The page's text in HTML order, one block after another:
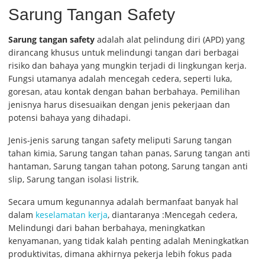
Sarung Tangan Safety
Sarung tangan safetyadalah alat pelindung diri (APD) yang
dirancang khusus untuk melindungi tangan dari berbagai
risiko dan bahaya yang mungkin terjadi di lingkungan kerja.
Fungsi utamanya adalah mencegah cedera, seperti luka,
goresan, atau kontak dengan bahan berbahaya. Pemilihan
jenisnya harus disesuaikan dengan jenis pekerjaan dan
potensi bahaya yang dihadapi.
Jenis-jenis sarung tangan safety meliputi Sarung tangan
tahan kimia, Sarung tangan tahan panas, Sarung tangan anti
hantaman, Sarung tangan tahan potong, Sarung tangan anti
slip, Sarung tangan isolasi listrik.
Secara umum kegunannya adalah bermanfaat banyak hal
dalam keselamatan kerja, diantaranya :Mencegah cedera,
Melindungi dari bahan berbahaya, meningkatkan
kenyamanan, yang tidak kalah penting adalah Meningkatkan
produktivitas, dimana akhirnya pekerja lebih fokus pada